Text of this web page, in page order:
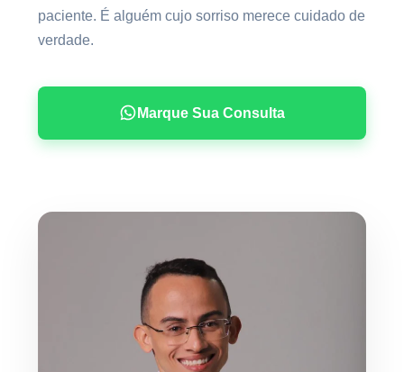
paciente. É alguém cujo sorriso merece cuidado de
verdade.
Marque Sua Consulta